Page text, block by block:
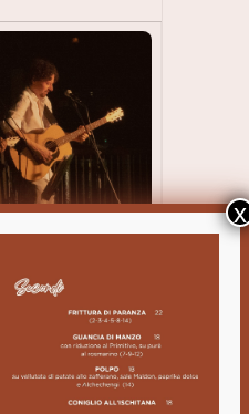
con le cover
duo.
loro armonia!
x